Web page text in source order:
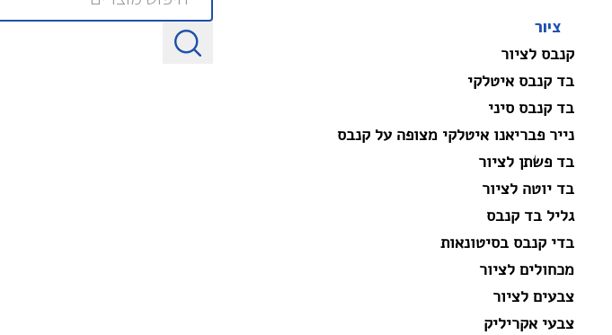
ציור
קנבס לציור
בד קנבס איטלקי
בד קנבס סיני
נייר פבריאנו איטלקי מצופה על קנבס
בד פשתן לציור
בד יוטה לציור
גליל בד קנבס
בדי קנבס בסיטונאות
מכחולים לציור
צבעים לציור
צבעי אקריליק